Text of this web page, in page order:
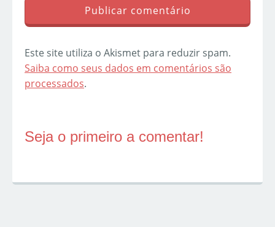
Este site utiliza o Akismet para reduzir spam.
Saiba como seus dados em comentários são
processados.
Seja o primeiro a comentar!